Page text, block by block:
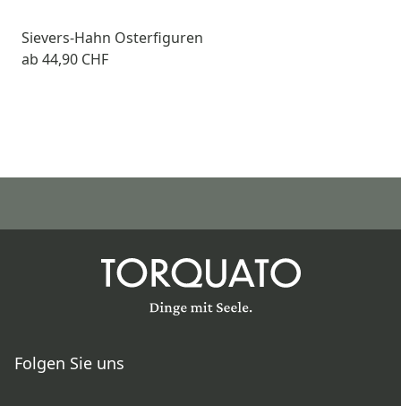
Sievers-Hahn Osterfiguren
ab 44,90 CHF
Folgen Sie uns